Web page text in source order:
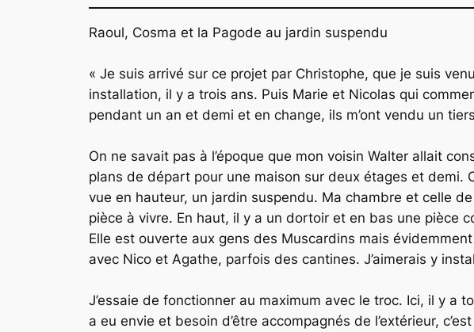
Raoul, Cosma et la Pagode au jardin suspendu
« Je suis arrivé sur ce projet par Christophe, que je suis
installation, il y a trois ans. Puis Marie et Nicolas qui
pendant un an et demi et en change, ils m’ont vendu un
On ne savait pas à l’époque que mon voisin Walter allait
plans de départ pour une maison sur deux étages et
vue en hauteur, un jardin suspendu. Ma chambre et celle
pièce à vivre. En haut, il y a un dortoir et en bas une pièce
Elle est ouverte aux gens des Muscardins mais
avec Nico et Agathe, parfois des cantines. J’aimerais y
J’essaie de fonctionner au maximum avec le troc. Ici, il y a
a eu envie et besoin d’être accompagnés de l’extérieur,